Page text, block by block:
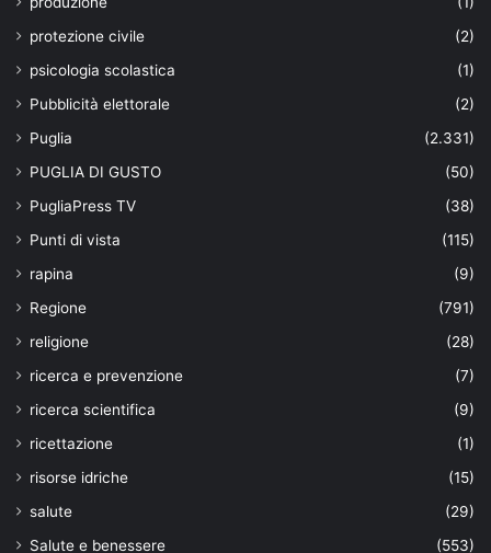
protezione civile
(2)
psicologia scolastica
(1)
Pubblicità elettorale
(2)
Puglia
(2.331)
PUGLIA DI GUSTO
(50)
PugliaPress TV
(38)
Punti di vista
(115)
rapina
(9)
Regione
(791)
religione
(28)
ricerca e prevenzione
(7)
ricerca scientifica
(9)
ricettazione
(1)
risorse idriche
(15)
salute
(29)
Salute e benessere
(553)